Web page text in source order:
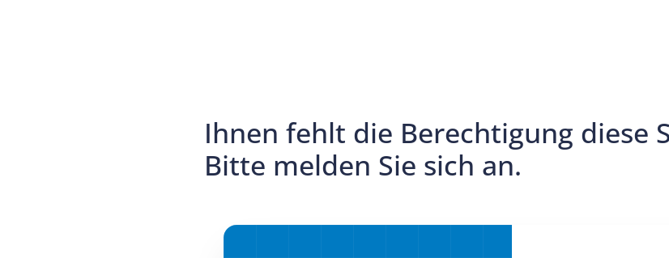
Ihnen fehlt die Berechtigung diese
Bitte melden Sie sich an.